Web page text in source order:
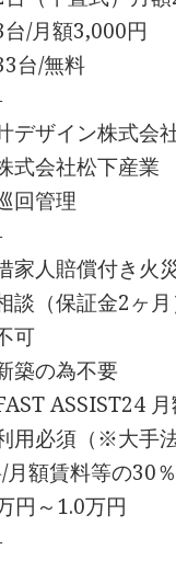
/月額3,000円
/無料
イン株式会
社松下産業
管理
賠償付き火災
保証金2ヶ月
の為不要
ASSIST24 月
須（※大手法
額賃料等の30
円～1.0万円